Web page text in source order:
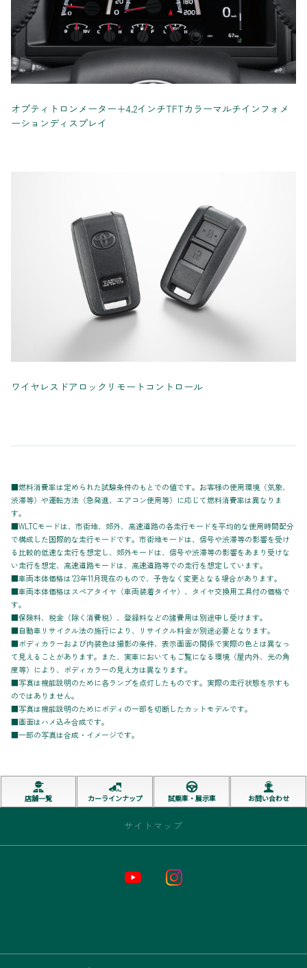
オプティトロンメーター＋4.2インチTFTカラーマルチインフォメ
ーションディスプレイ
ワイヤレスドアロックリモートコントロール
■燃料消費率は定められた試験条件のもとでの値です。お客様の使用環境（気象、
渋滞等）や運転方法（急発進、エアコン使用等）に応じて燃料消費率は異なりま
す。
■WLTCモードは、市街地、郊外、高速道路の各走行モードを平均的な使用時間配分
で構成した国際的な走行モードです。市街地モードは、信号や渋滞等の影響を受け
る比較的低速な走行を想定し、郊外モードは、信号や渋滞等の影響をあまり受けな
い走行を想定、高速道路モードは、高速道路等での走行を想定しています。
■車両本体価格は'23年11月現在のもので、予告なく変更となる場合があります。
■車両本体価格はスペアタイヤ（車両装着タイヤ）、タイヤ交換用工具付の価格で
す。
■保険料、税金（除く消費税）、登録料などの諸費用は別途申し受けます。
■自動車リサイクル法の施行により、リサイクル料金が別途必要となります。
■ボディカラーおよび内装色は撮影の条件、表示画面の関係で実際の色とは異なっ
て見えることがあります。また、実車においてもご覧になる環境（屋内外、光の角
度等）により、ボディカラーの見え方は異なります。
■写真は機能説明のために各ランプを点灯したものです。実際の走行状態を示すも
のではありません。
■写真は機能説明のためにボディの一部を切断したカットモデルです。
■画面はハメ込み合成です。
■一部の写真は合成・イメージです。
店舗一覧 カーラインナップ 試乗車・展示車 お問い合わせ
サイトマップ